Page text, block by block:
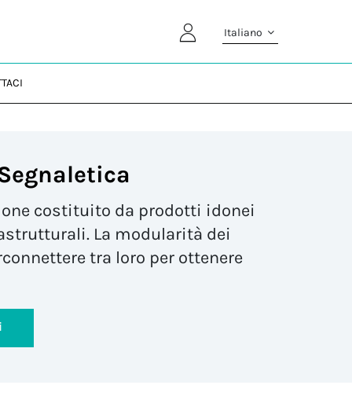
Italiano
costituito da prodotti idonei
La modularità dei
tra loro per ottenere